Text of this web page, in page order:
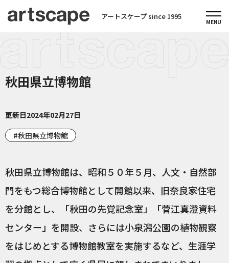
アートスケープ since 1995
秋田県立博物館
更新日2024年02月27日
秋田県立博物館
秋田県立博物館は、昭和５０年５月、人文・自然部
門をもつ総合博物館として開館以来、旧奈良家住宅
を分館とし、「秋田の先覚記念室」「菅江真澄資料
センター」を開設、さらには小泉潟公園の植物観察
をはじめとする博物館教室を実施するなど、生涯学